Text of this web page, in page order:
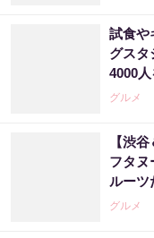
試食や
グスタ
4000
グルメ
【渋
フタヌ
ルーツ
グルメ